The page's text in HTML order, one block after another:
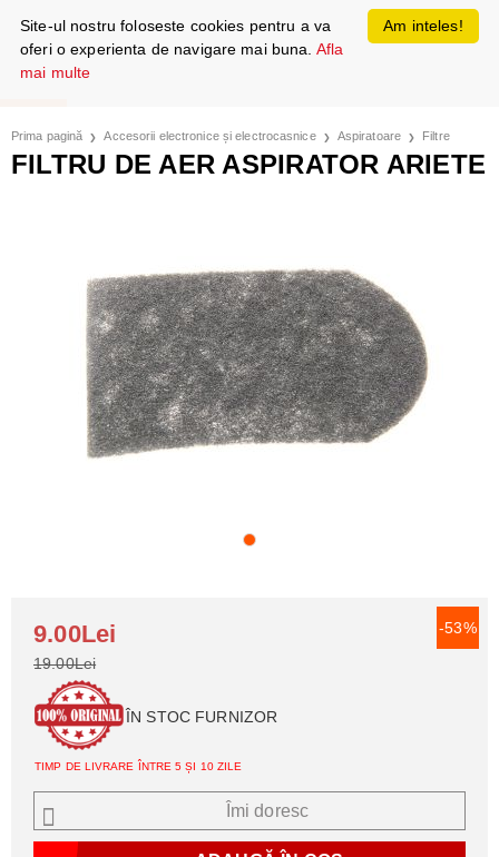
Prima pagină Accesorii electronice și electrocasnice Aspiratoare Filtre
FILTRU DE AER ASPIRATOR ARIETE
-53%
9.00Lei
19.00Lei
ÎN STOC FURNIZOR
TIMP DE LIVRARE ÎNTRE 5 ȘI 10 ZILE
Îmi doresc
Am inteles!
Site-ul nostru foloseste cookies pentru a va
oferi o experienta de navigare mai buna. Afla
mai multe